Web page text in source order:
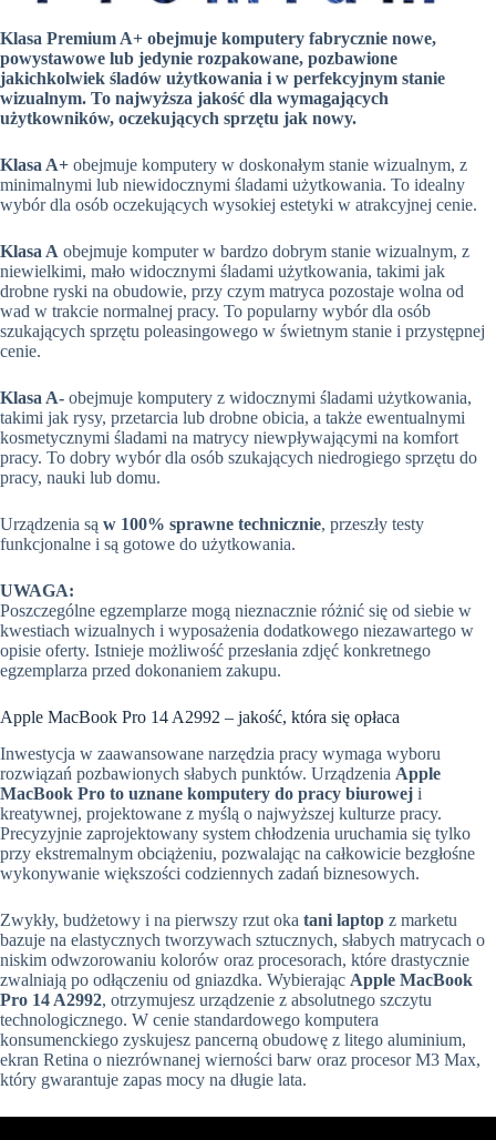
Klasa Premium A+ obejmuje komputery fabrycznie nowe,
powystawowe lub jedynie rozpakowane, pozbawione
jakichkolwiek śladów użytkowania i w perfekcyjnym stanie
wizualnym. To najwyższa jakość dla wymagających
użytkowników, oczekujących sprzętu jak nowy.
Klasa A+ obejmuje komputery w doskonałym stanie wizualnym, z
minimalnymi lub niewidocznymi śladami użytkowania. To idealny
wybór dla osób oczekujących wysokiej estetyki w atrakcyjnej cenie.
Klasa A obejmuje komputer w bardzo dobrym stanie wizualnym, z
niewielkimi, mało widocznymi śladami użytkowania, takimi jak
drobne ryski na obudowie, przy czym matryca pozostaje wolna od
wad w trakcie normalnej pracy. To popularny wybór dla osób
szukających sprzętu poleasingowego w świetnym stanie i przystępnej
cenie.
Klasa A- obejmuje komputery z widocznymi śladami użytkowania,
takimi jak rysy, przetarcia lub drobne obicia, a także ewentualnymi
kosmetycznymi śladami na matrycy niewpływającymi na komfort
pracy. To dobry wybór dla osób szukających niedrogiego sprzętu do
pracy, nauki lub domu.
Urządzenia są w 100% sprawne technicznie, przeszły testy
funkcjonalne i są gotowe do użytkowania.
UWAGA:
Poszczególne egzemplarze mogą nieznacznie różnić się od siebie w
kwestiach wizualnych i wyposażenia dodatkowego niezawartego w
opisie oferty. Istnieje możliwość przesłania zdjęć konkretnego
egzemplarza przed dokonaniem zakupu.
Apple MacBook Pro 14 A2992 – jakość, która się opłaca
Inwestycja w zaawansowane narzędzia pracy wymaga wyboru
rozwiązań pozbawionych słabych punktów. Urządzenia Apple
MacBook Pro to uznane komputery do pracy biurowej i
kreatywnej, projektowane z myślą o najwyższej kulturze pracy.
Precyzyjnie zaprojektowany system chłodzenia uruchamia się tylko
przy ekstremalnym obciążeniu, pozwalając na całkowicie bezgłośne
wykonywanie większości codziennych zadań biznesowych.
Zwykły, budżetowy i na pierwszy rzut oka tani laptop z marketu
bazuje na elastycznych tworzywach sztucznych, słabych matrycach o
niskim odwzorowaniu kolorów oraz procesorach, które drastycznie
zwalniają po odłączeniu od gniazdka. Wybierając Apple MacBook
Pro 14 A2992, otrzymujesz urządzenie z absolutnego szczytu
technologicznego. W cenie standardowego komputera
konsumenckiego zyskujesz pancerną obudowę z litego aluminium,
ekran Retina o niezrównanej wierności barw oraz procesor M3 Max,
który gwarantuje zapas mocy na długie lata.